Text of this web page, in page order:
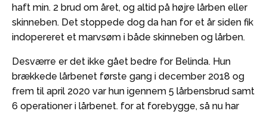
haft min. 2 brud om året, og altid på højre lårben eller
skinneben. Det stoppede dog da han for et år siden fik
indopereret et marvsøm i både skinneben og lårben.
Desværre er det ikke gået bedre for Belinda. Hun
brækkede lårbenet første gang i december 2018 og
frem til april 2020 var hun igennem 5 lårbensbrud samt
6 operationer i lårbenet. for at forebygge, så nu har